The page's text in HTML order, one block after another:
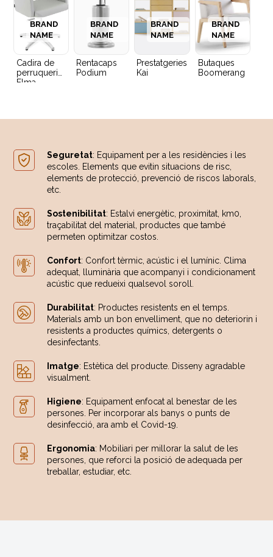
Cadira de
perruqueria
Elma
BRAND
NAME
Rentacaps
Podium
BRAND
NAME
Prestatgeries
Kai
BRAND
NAME
Butaques
Boomerang
BRAND
NAME
Seguretat: Equipament per a les residències i les
escoles. Elements que evitin situacions de risc,
elements de protecció, prevenció de riscos laborals,
etc.
Sostenibilitat: Estalvi energètic, proximitat, km0,
traçabilitat del material, productes que també
permeten optimitzar costos.
Confort: Confort tèrmic, acústic i el lumínic. Clima
adequat, lluminària que acompanyi i condicionament
acústic que redueixi qualsevol soroll.
Durabilitat: Productes resistents en el temps.
Materials amb un bon envelliment, que no deteriorin i
resistents a productes químics, detergents o
desinfectants.
Imatge: Estètica del producte. Disseny agradable
visualment.
Higiene: Equipament enfocat al benestar de les
persones. Per incorporar als banys o punts de
desinfecció, ara amb el Covid-19.
Ergonomia: Mobiliari per millorar la salut de les
persones, que reforci la posició de adequada per
treballar, estudiar, etc.